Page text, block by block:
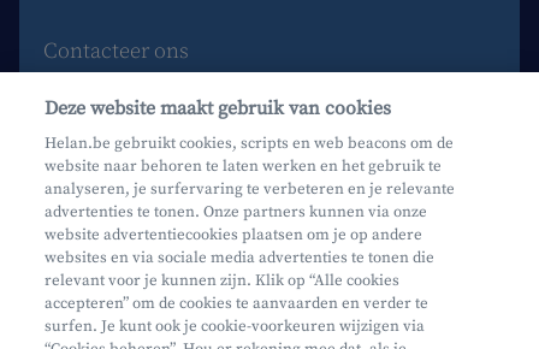
Contacteer ons
Maak een afspraak
Waar vind je ons?
Phishing
Mifid
Deze website maakt gebruik van cookies
Helan.be gebruikt cookies, scripts en web beacons om de
website naar behoren te laten werken en het gebruik te
analyseren, je surfervaring te verbeteren en je relevante
advertenties te tonen. Onze partners kunnen via onze
website advertentiecookies plaatsen om je op andere
websites en via sociale media advertenties te tonen die
relevant voor je kunnen zijn. Klik op “Alle cookies
accepteren” om de cookies te aanvaarden en verder te
surfen. Je kunt ook je cookie-voorkeuren wijzigen via